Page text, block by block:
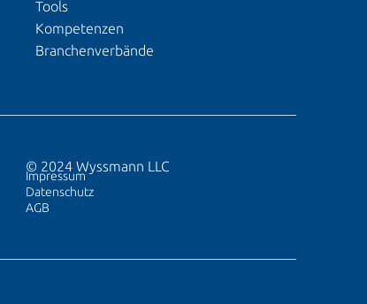
Tools
Kompetenzen
Branchenverbände
© 2024 Wyssmann LLC
Impressum
Datenschutz
AGB